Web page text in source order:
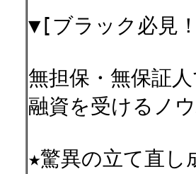
▼[ブラック必見
無担保・無保証
融資を受けるノ
★驚異の立て直し